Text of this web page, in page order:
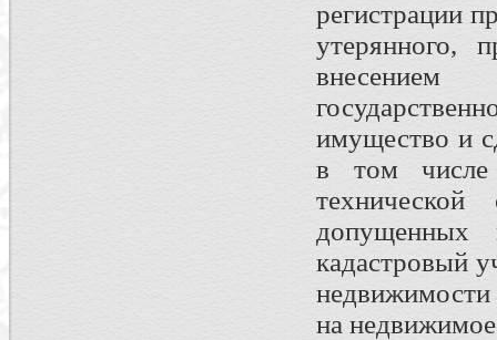
регистрации
утерянного,
имущество и
в том числе
допущенных
кадастровый
на